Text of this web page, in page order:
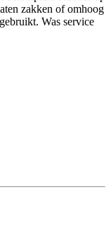
zakken of omhoog
Was service